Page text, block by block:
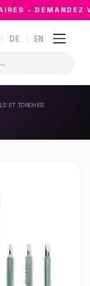
• DEMANDEZ
DE EN
ET TORCHES